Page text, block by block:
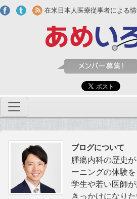
Skip to main content
在米日本人医療従事者による情
ブログについて
腫瘍内科の歴史
ーニングの体験
学生や若い医師
きっかけになりた